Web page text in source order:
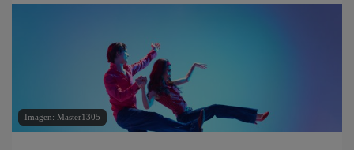
Imagen: Master1305